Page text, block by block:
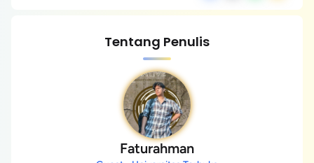
Tentang Penulis
Faturahman